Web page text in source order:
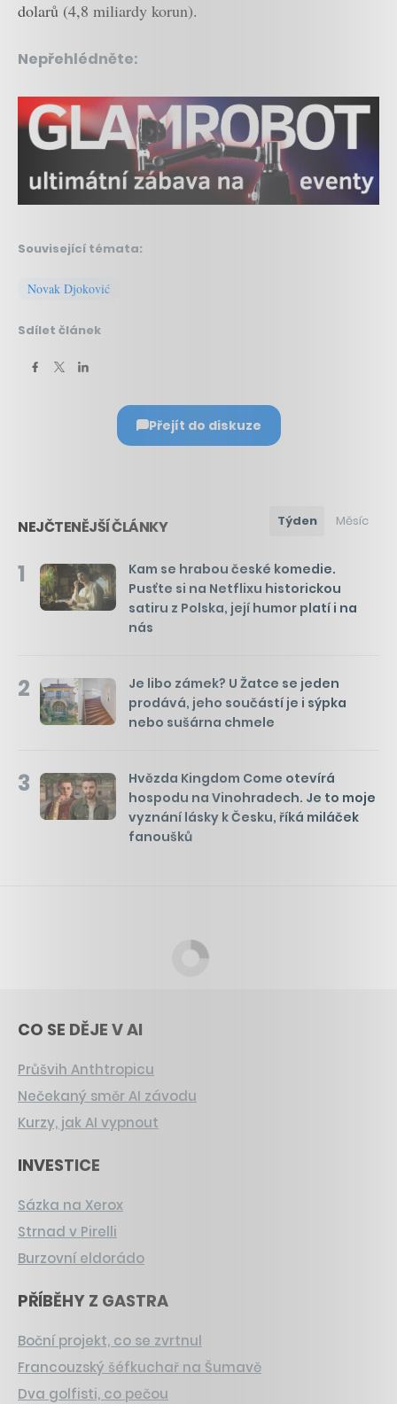
dolarů (4,8 miliardy korun).
Nepřehlédněte:
Související témata:
Novak Djoković
Sdílet článek
Přejít do diskuze
NEJČTENĚJŠÍ ČLÁNKY Týden Měsíc
1
Kam se hrabou české komedie.
Pusťte si na Netflixu historickou
satiru z Polska, její humor platí i na
nás
2
Je libo zámek? U Žatce se jeden
prodává, jeho součástí je i sýpka
nebo sušárna chmele
3
Hvězda Kingdom Come otevírá
hospodu na Vinohradech. Je to moje
vyznání lásky k Česku, říká miláček
fanoušků
CO SE DĚJE V AI
Průšvih Anthtropicu
Nečekaný směr AI závodu
Kurzy, jak AI vypnout
INVESTICE
Sázka na Xerox
Strnad v Pirelli
Burzovní eldorádo
PŘÍBĚHY Z GASTRA
Boční projekt, co se zvrtnul
Francouzský šéfkuchař na Šumavě
Dva golfisti, co pečou